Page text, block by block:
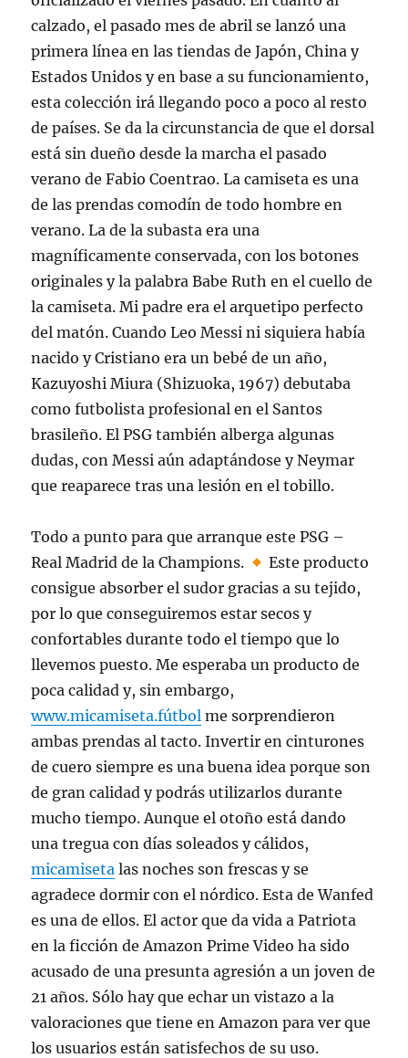
calzado, el pasado mes de abril se lanzó una
primera línea en las tiendas de Japón, China y
Estados Unidos y en base a su funcionamiento,
esta colección irá llegando poco a poco al resto
de países. Se da la circunstancia de que el dorsal
está sin dueño desde la marcha el pasado
verano de Fabio Coentrao. La camiseta es una
de las prendas comodín de todo hombre en
verano. La de la subasta era una
magníficamente conservada, con los botones
originales y la palabra Babe Ruth en el cuello de
la camiseta. Mi padre era el arquetipo perfecto
del matón. Cuando Leo Messi ni siquiera había
nacido y Cristiano era un bebé de un año,
Kazuyoshi Miura (Shizuoka, 1967) debutaba
como futbolista profesional en el Santos
brasileño. El PSG también alberga algunas
dudas, con Messi aún adaptándose y Neymar
que reaparece tras una lesión en el tobillo.
Todo a punto para que arranque este PSG –
Real Madrid de la Champions.
Este producto
consigue absorber el sudor gracias a su tejido,
por lo que conseguiremos estar secos y
confortables durante todo el tiempo que lo
llevemos puesto. Me esperaba un producto de
poca calidad y, sin embargo,
www.micamiseta.fútbol me sorprendieron
ambas prendas al tacto. Invertir en cinturones
de cuero siempre es una buena idea porque son
de gran calidad y podrás utilizarlos durante
mucho tiempo. Aunque el otoño está dando
una tregua con días soleados y cálidos,
micamiseta las noches son frescas y se
agradece dormir con el nórdico. Esta de Wanfed
es una de ellos. El actor que da vida a Patriota
en la ficción de Amazon Prime Video ha sido
acusado de una presunta agresión a un joven de
21 años. Sólo hay que echar un vistazo a la
valoraciones que tiene en Amazon para ver que
los usuarios están satisfechos de su uso.